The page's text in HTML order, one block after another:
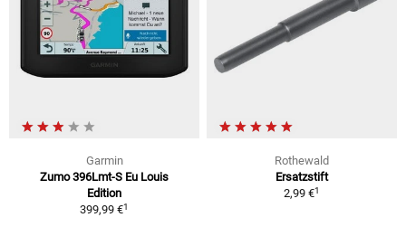
Garmin
Zumo 396Lmt-S Eu Louis
Edition
399,99 €1
Rothewald
Ersatzstift
2,99 €1